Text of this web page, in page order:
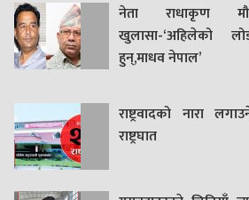
नेता राधाकृण
खुलासा-‘अहिलेको
हुन्,माधव नेपाल’
राष्ट्रवादको नारा
राष्ट्रघात